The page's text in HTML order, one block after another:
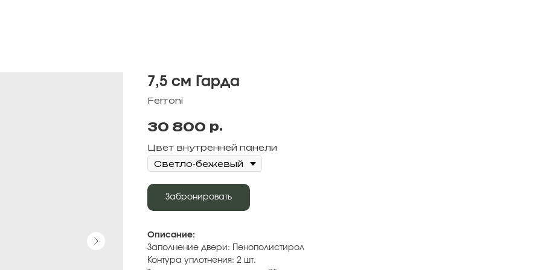
7,5 см Гарда
Ferroni
30 800 р.
Цвет внутренней панели
Забронировать
Описание:
Заполнение двери: Пенополистирол
Контура уплотнения: 2 шт.